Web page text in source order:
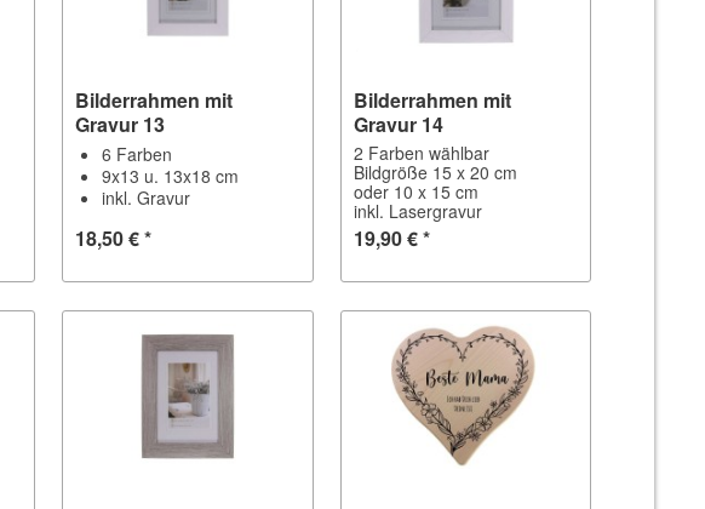
Bilderrahmen mit
Gravur 13
6 Farben
9x13 u. 13x18 cm
inkl. Gravur
18,50 € *
Bilderrahmen mit
Gravur 14
2 Farben wählbar
Bildgröße 15 x 20 cm
oder 10 x 15 cm
inkl. Lasergravur
19,90 € *